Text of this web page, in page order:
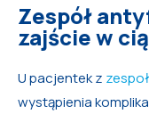
Zespół
zajście w
U pacjentek z
wystąpienia